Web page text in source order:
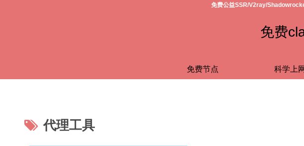
免费公益SSR/V2ray/
免费
免费节点 科学上网
代理工具